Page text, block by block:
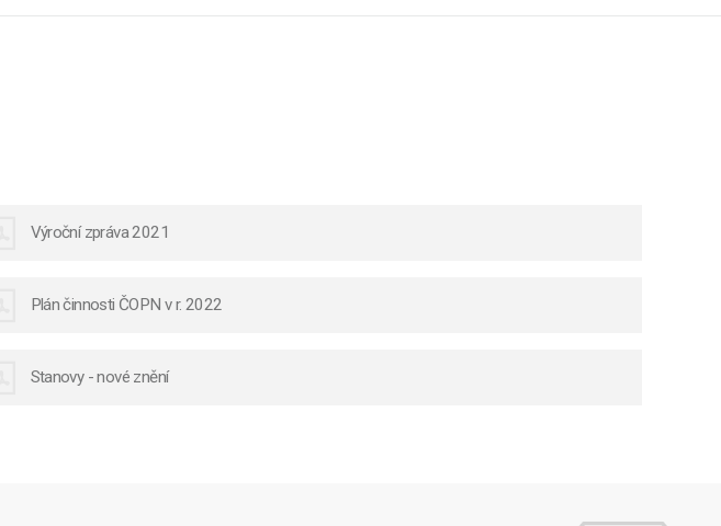
Výroční zpráva 2021
Plán činnosti ČOPN v r. 2022
Stanovy - nové znění